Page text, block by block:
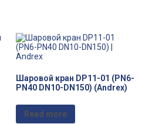
Шаровой кран DP11-01 (PN6-
PN40 DN10-DN150) (Andrex)
Read more